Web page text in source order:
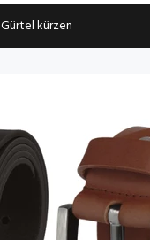
Gürtel kürzen